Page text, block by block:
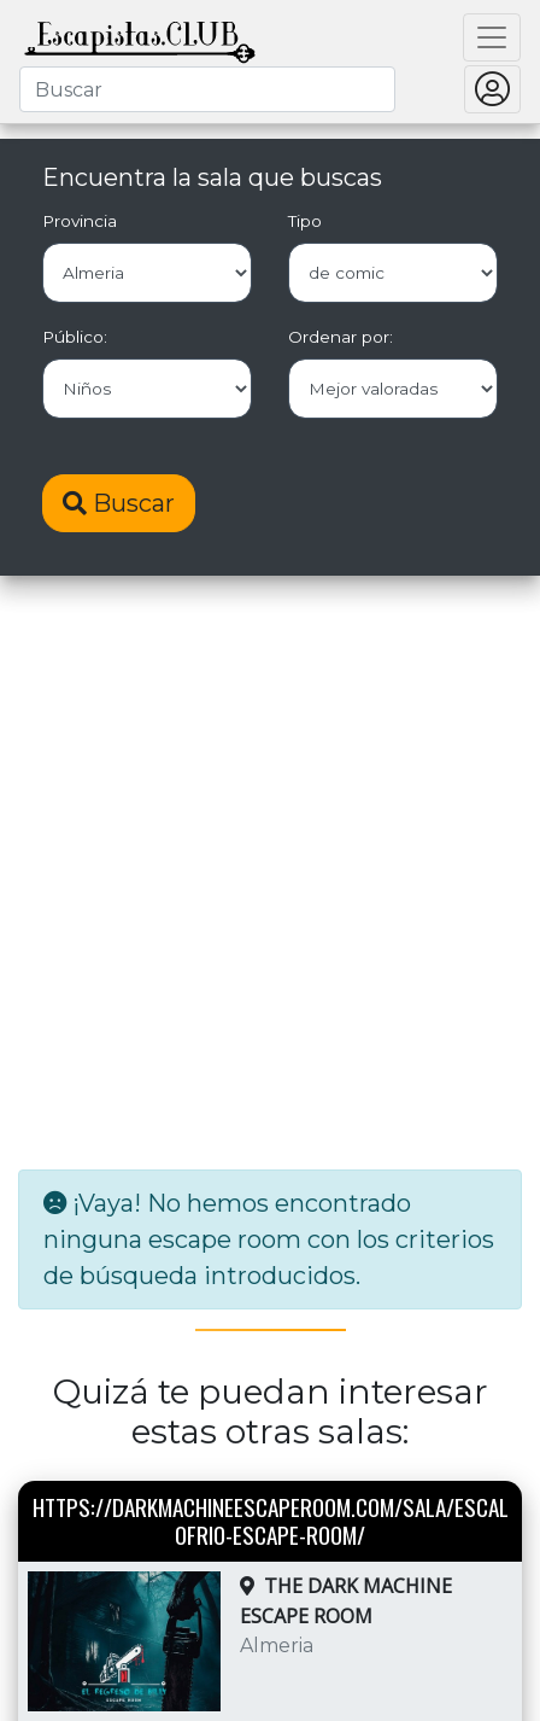
Encuentra la sala que buscas
Provincia Tipo
Público: Ordenar por:
Buscar
¡Vaya! No hemos encontrado
ninguna escape room con los criterios
de búsqueda introducidos.
Quizá te puedan interesar
estas otras salas:
HTTPS://DARKMACHINEESCAPEROOM.COM/SALA/ESCAL
OFRIO-ESCAPE-ROOM/
THE DARK MACHINE
ESCAPE ROOM
Almeria